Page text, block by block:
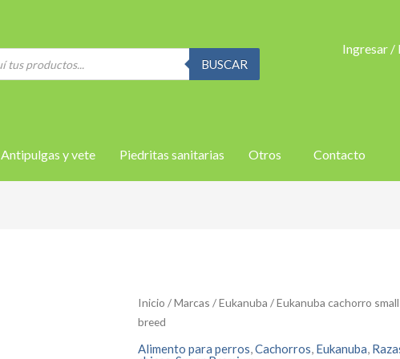
BUSCAR
Ingresar /
Antipulgas y vete Piedritas sanitarias Otros Contacto
Inicio /Marcas /Eukanuba / Eukanuba cachorro small
breed
Alimento para perros,Cachorros, Eukanuba,